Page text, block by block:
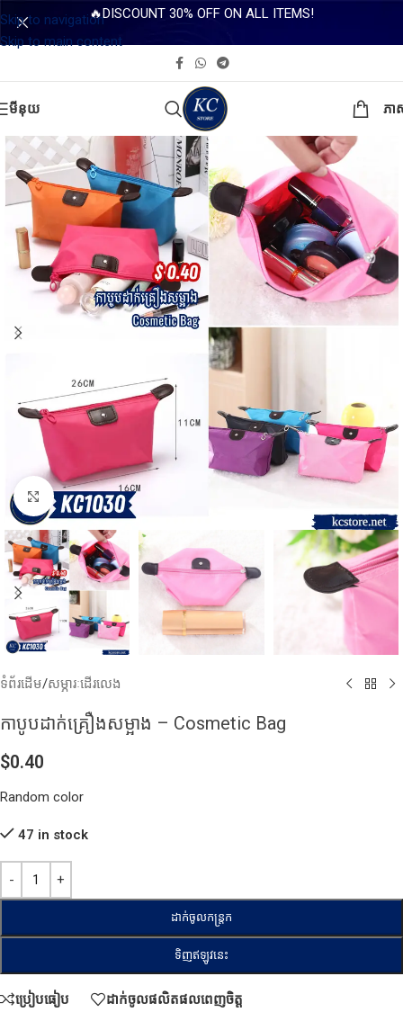
Skip to navigation
Skip to main content
🔥DISCOUNT 30% OFF ON ALL ITEMS!
មីនុយ ភា
Click to enlarge
ទំព័រដើម/សម្ភារៈដើរលេង
កាបូបដាក់គ្រឿងសម្អាង – Cosmetic Bag
$0.40
Random color
47 in stock
ដាក់ចូលកន្ត្រក
ទិញឥឡូវនេះ
ប្រៀបធៀប ដាក់ចូលផលិតផលពេញចិត្ត